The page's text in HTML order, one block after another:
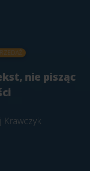
nie pisząc
Krawczyk